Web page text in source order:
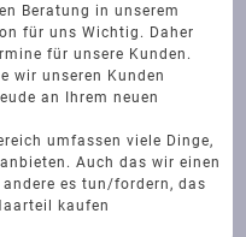
Beratung in unserem
für uns Wichtig. Daher
für unsere Kunden.
wir unseren Kunden
an Ihrem neuen
umfassen viele Dinge,
Auch das wir einen
es tun/fordern, das
kaufen